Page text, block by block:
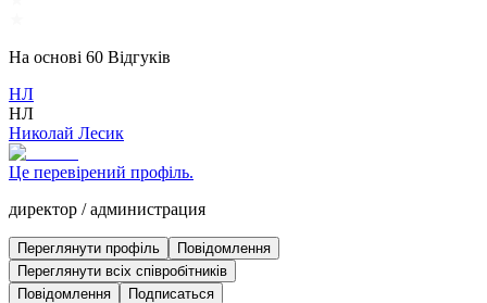
На основі 60 Відгуків
НЛ
НЛ
Николай Лесик
Це перевірений профіль.
директор /администрация
Переглянути профіль
Повідомлення
Переглянути всіх співробітників
Повідомлення
Подписаться